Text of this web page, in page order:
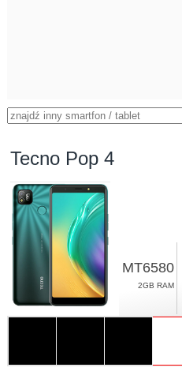
Tecno Pop 4
MT6580
2GB RAM